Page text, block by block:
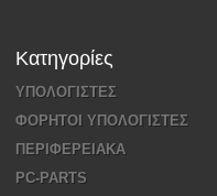
Κατηγορίες
ΥΠΟΛΟΓΙΣΤΕΣ
ΦΟΡΗΤΟΙ ΥΠΟΛΟΓΙΣΤΕΣ
ΠΕΡΙΦΕΡΕΙΑΚΑ
PC-PARTS